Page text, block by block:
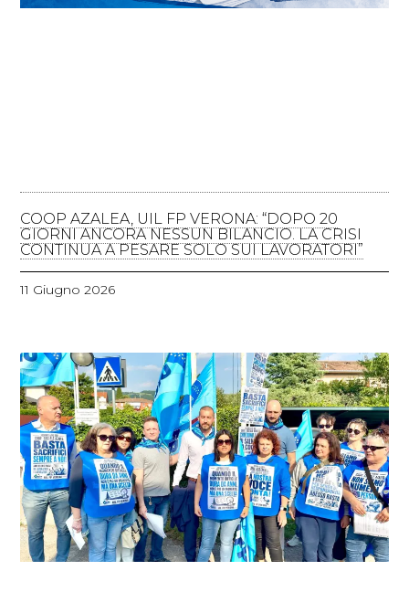
COOP AZALEA, UIL FP VERONA: “DOPO 20
GIORNI ANCORA NESSUN BILANCIO. LA CRISI
CONTINUA A PESARE SOLO SUI LAVORATORI”
11 Giugno 2026